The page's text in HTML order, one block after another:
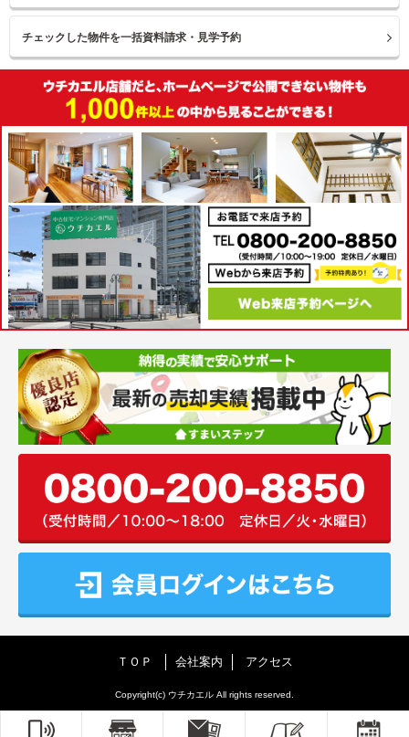
ＴＯＰ 会社案内 アクセス
Copyright(c) ウチカエル All rights reserved.